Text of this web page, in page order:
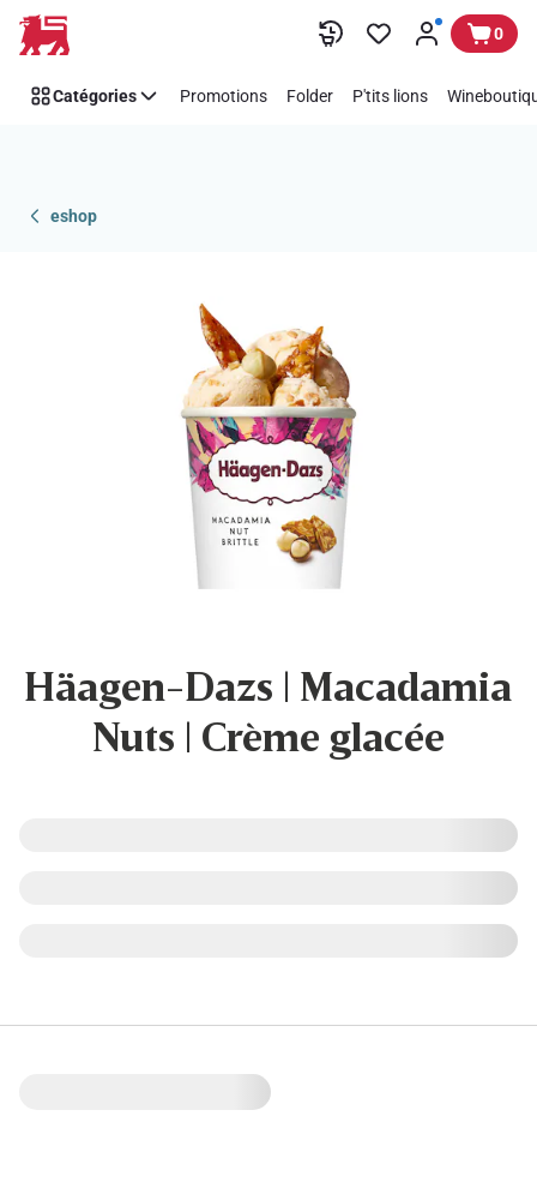
Passer 0
Catégories Promotions Folder P'tits lions
eshop
Häagen-Dazs | Macadamia
Nuts | Crème glacée